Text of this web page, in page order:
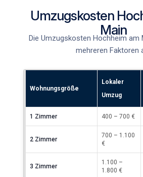
Umzugskosten
Main
Die Umzugskosten Hochheim am
mehreren Faktoren
Wohnungsgröße
Lokaler
Umzug
1 Zimmer 400 – 700 €
2 Zimmer
700 – 1.100
€
3 Zimmer
1.100 –
1.800 €